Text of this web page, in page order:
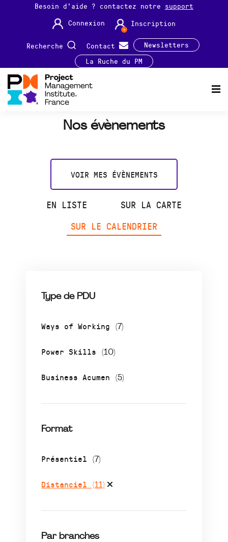
Besoin d'aide ? contactez notre support
Connexion
Inscription
Recherche Contact
Newsletters
La Ruche du PM
Nos évènements
VOIR MES ÉVÈNEMENTS
EN LISTE
SUR LA CARTE
SUR LE CALENDRIER
Type de PDU
Ways of Working (7)
Power Skills (10)
Business Acumen (5)
Format
Présentiel (7)
Distanciel (11)
Par branches